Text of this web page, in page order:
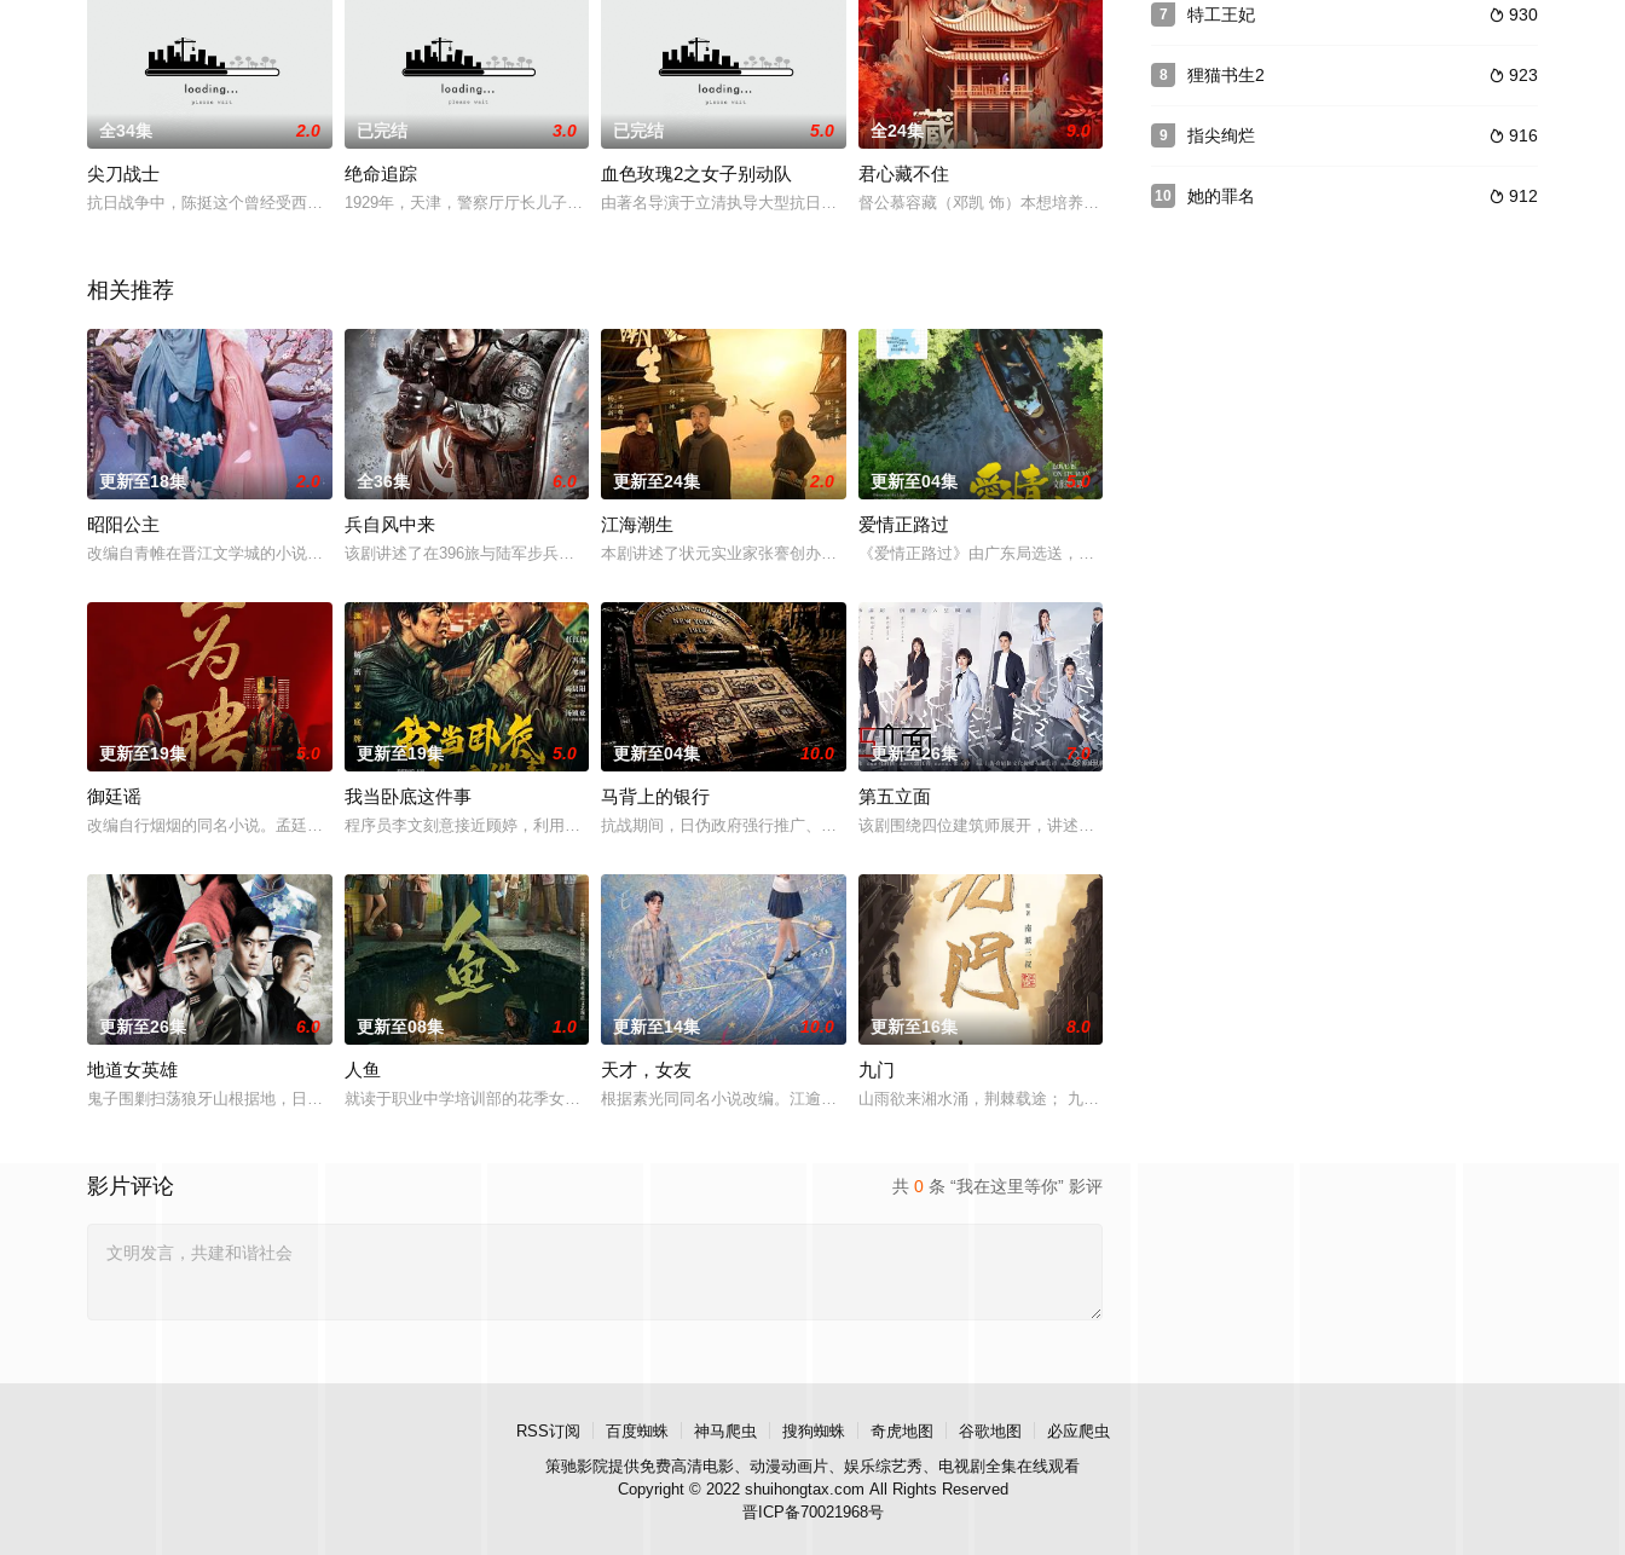
全34集 2.0
尖刀战士
抗日战争中，陈挺这个曾经受西方文化熏陶，也同样接受了共产主义洗礼的战士，肩负党的特殊使命，
已完结 3.0
绝命追踪
1929年，天津，警察厅厅长儿子廖盛辉被一神秘人牵扯进一个精心布好的迷局，指引他一步步去探
已完结 5.0
血色玫瑰2之女子别动队
由著名导演于立清执导大型抗日题材剧《血色玫瑰2之女子别动队》讲述的是龙虎山抗日游击支队女子
全24集 9.0
君心藏不住
督公慕容藏（邓凯 饰）本想培养仇人之女云娇（金子璇 饰）成为自己对付仇人的底牌，却在朝夕相
相关推荐
更新至18集 2.0
昭阳公主
改编自青帷在晋江文学城的小说《平阳公主》。
全36集 6.0
兵自风中来
该剧讲述了在396旅与陆军步兵学院联合举办的小型军事演习中，郭子剑因不满演习流于形式，假传
更新至24集 2.0
江海潮生
本剧讲述了状元实业家张謇创办大生企业，实业报国的故事。甲午战争后，国家蒙羞，张謇虽高中状元
更新至04集 5.0
爱情正路过
《爱情正路过》由广东局选送，岭南文化传媒（广东）有限公司出品，10分钟*12集，取景地为云
更新至19集 5.0
御廷谣
改编自行烟烟的同名小说。孟廷辉，大平王朝有史以来个以女子进士科三元及第入翰林院的奇女子。十
更新至19集 5.0
我当卧底这件事
程序员李文刻意接近顾婷，利用顾炎女儿奴的属性，请求老炮儿顾炎带自己用程序员身份卧底电诈集团
更新至04集 10.0
马背上的银行
抗战期间，日伪政府强行推广、使用由“中国准备银行”发行的伪钞货币。根据党中央指示，高景波、
更新至26集 7.0
第五立面
该剧围绕四位建筑师展开，讲述了他们在中意合作项目中面对专业挑战与境外竞争，通过创新实践实现
更新至26集 6.0
地道女英雄
鬼子围剿扫荡狼牙山根据地，日军大队长野田天一、中队长三木武夫等带兵参加围剿。冀中军区损失惨
更新至08集 1.0
人鱼
就读于职业中学培训部的花季女生苏琳（黄杨钿甜 饰），虽自小被父母忽视，在艰苦环境中长大，但
更新至14集 10.0
天才，女友
根据素光同同名小说改编。江逾白长大以后，林知夏忽然对他说：“江逾白，我喜欢你，哲学和生物学
更新至16集 8.0
九门
山雨欲来湘水涌，荆棘载途； 九门连枝入新局，即日启程。
共 0 条 “我在这里等你” 影评
影片评论
7  930
特工王妃
8  923
狸猫书生2
9  916
指尖绚烂
10  912
她的罪名
RSS订阅 百度蜘蛛 神马爬虫 搜狗蜘蛛 奇虎地图 谷歌地图
必应爬虫
策驰影院提供免费高清电影、动漫动画片、娱乐综艺秀、电视剧全集在线观看
Copyright © 2022 shuihongtax.com All Rights Reserved
晋ICP备70021968号